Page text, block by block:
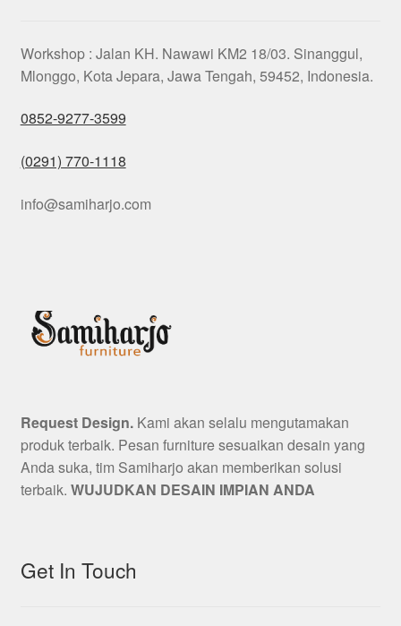
Workshop : Jalan KH. Nawawi KM2 18/03. Sinanggul,
Mlonggo, Kota Jepara, Jawa Tengah, 59452, Indonesia.
0852-9277-3599
(0291) 770-1118
info@samiharjo.com
Request Design.Kami akan selalu mengutamakan
produk terbaik. Pesan furniture sesuaikan desain yang
Anda suka, tim Samiharjo akan memberikan solusi
terbaik. WUJUDKAN DESAIN IMPIAN ANDA
Get In Touch